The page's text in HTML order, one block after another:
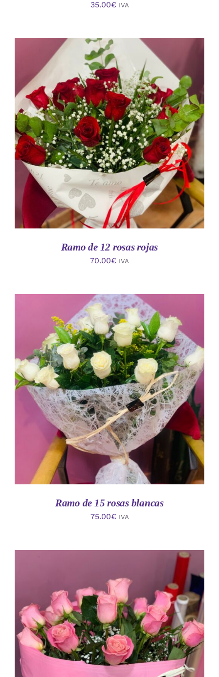
35.00€ IVA
AÑADIR AL CARRITO
/
DETALLES
Ramo de 12 rosas rojas
70.00€ IVA
AÑADIR AL CARRITO
/
DETALLES
Ramo de 15 rosas blancas
75.00€ IVA
AÑADIR AL CARRITO
/
DETALLES